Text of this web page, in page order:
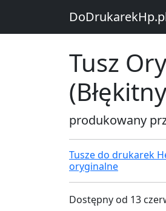
Tusz
produkowany
Tusze do drukarek
oryginalne
Dostępny od 13